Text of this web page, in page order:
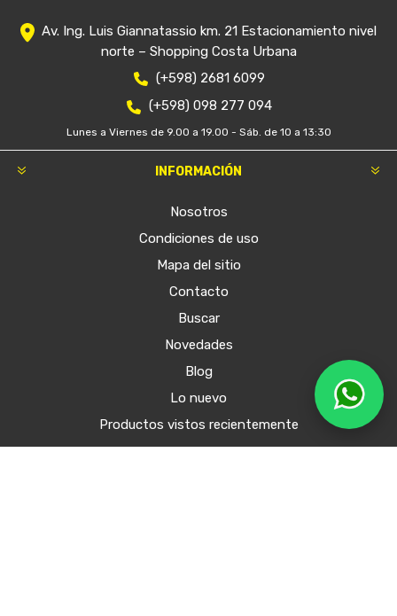
Av. Ing. Luis Giannatassio km. 21 Estacionamiento nivel
norte – Shopping Costa Urbana
(+598) 2681 6099
(+598) 098 277 094
Lunes a Viernes de 9.00 a 19.00 - Sáb. de 10 a 13:30
INFORMACIÓN
Nosotros
Condiciones de uso
Mapa del sitio
Contacto
Buscar
Novedades
Blog
Lo nuevo
Productos vistos recientemente